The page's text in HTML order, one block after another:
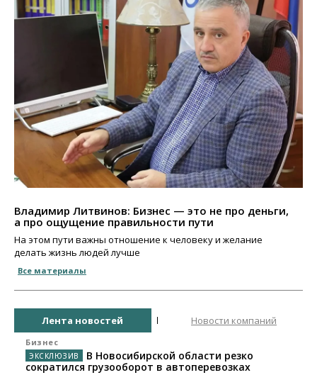
Владимир Литвинов: Бизнес — это не про деньги,
а про ощущение правильности пути
На этом пути важны отношение к человеку и желание
делать жизнь людей лучше
Все материалы
Лента новостей Новости компаний
Бизнес
В Новосибирской области резко
сократился грузооборот в автоперевозках